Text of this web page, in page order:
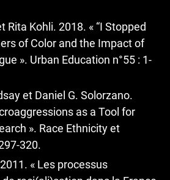
Rita Kohli. 2018. « “I Stopped
of Color and the Impact of
». Urban Education n°55 : 1-
et Daniel G. Solorzano.
as a Tool for
». Race Ethnicity et
320.
« Les processus